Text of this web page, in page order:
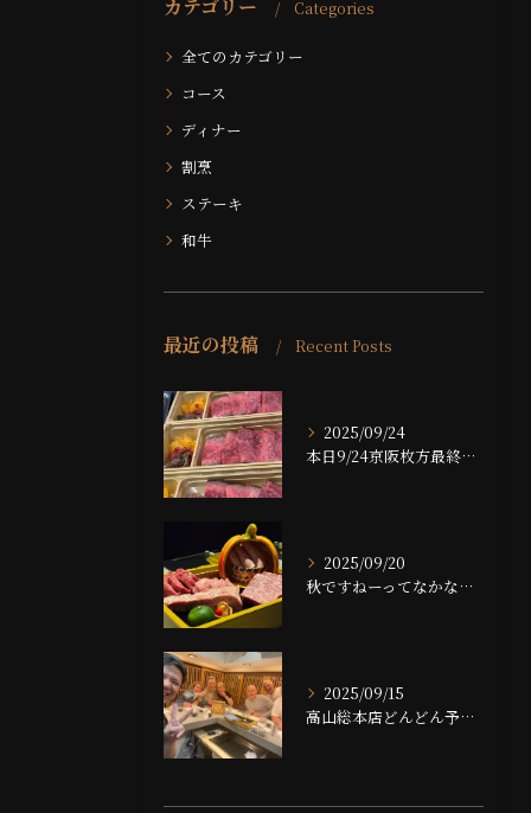
カテゴリー Categories
全てのカテゴリー
コース
ディナー
割烹
ステーキ
和牛
最近の投稿 Recent Posts
2025/09/24
本日9/24京阪枚方最終日です！！
2025/09/20
秋ですねーってなかなかならない大阪ですが、夜は大分涼しくなっ...
2025/09/15
高山総本店どんどん予約埋まっております！！